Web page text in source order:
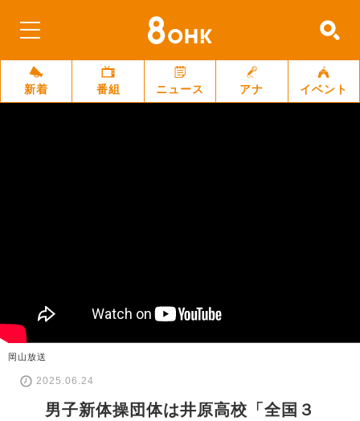
新着 番組 ニュース アナ イベント
岡山放送
2025.06.24
男子新体操団体は井原高校「全国３